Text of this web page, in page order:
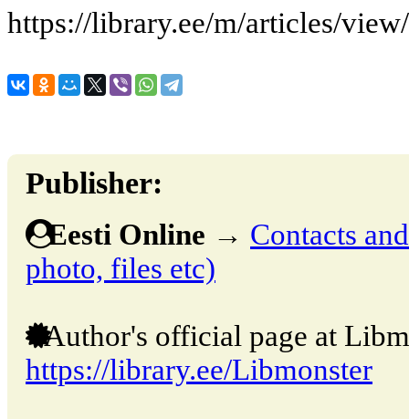
https://library.ee/m/articles/
Publisher:
Eesti Online → Contacts
photo, files etc)
Author's official page at
https://library.ee/Libmonster